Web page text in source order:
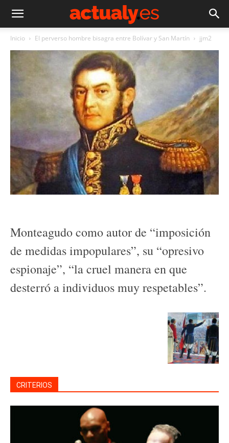
Inicio El perverso hombre bisagra entre Bolívar y San Martín jjm2
Monteagudo como autor de “imposición
de medidas impopulares”, su “opresivo
espionaje”, “la cruel manera en que
desterró a individuos muy respetables”.
CRITERIOS